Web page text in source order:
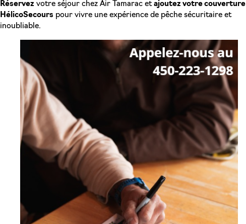
Réservez votre séjour chez Air Tamarac et ajoutez votre couverture
HélicoSecours pour vivre une expérience de pêche sécuritaire et
inoubliable.